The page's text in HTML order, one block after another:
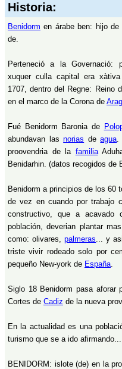
Historia:
Benidorm en árabe ben: hijo
de.
Perteneció a la Governació:
xuquer culla capital era
1707, dentro del Regne: Reino
en el marco de la Corona de
Fué Benidorm Baronia de
abundavan lasnorias deagua.
proovendria de la familia
Benidarhin. (datos recogidos de
Benidorm a principios de los 60
de vez en cuando por trabajo
constructivo, que a
población, deverian plantar mas
como: olivares,palmeras... y
triste vivir rodeado solo por
pequeño New-york de España.
Siglo 18 Benidorm pasa aforar
Cortes de Cadiz de la nueva
En la actualidad es una
turismo que se a ido afirmando...
BENIDORM: islote (de) en la